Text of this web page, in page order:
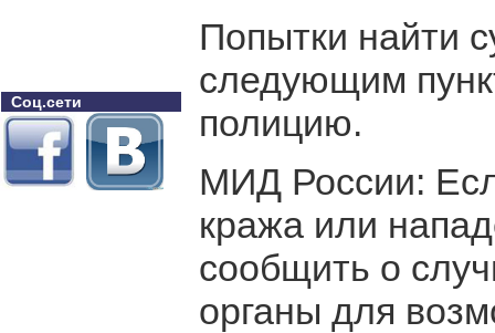
Соц.сети
Попытки найти
следующим
полицию.
МИД России:
кража или
сообщить о
органы для